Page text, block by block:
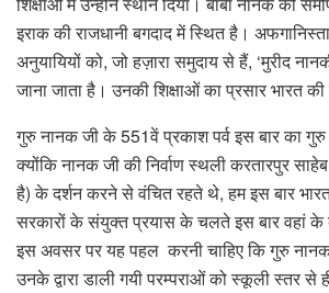
इराक की राजधानी बगदाद में स्थित है।
अनुयायियों को, जो हज़ारा समुदाय से हैं, ‘मुरीद
जाना जाता है। उनकी शिक्षाओं का प्रसार भारत
गुरु नानक जी के 551वें प्रकाश पर्व इस बार का गुरु
क्योंकि नानक जी की निर्वाण स्थली करतारपुर
है) के दर्शन करने से वंचित रहते थे, हम इस बार
सरकारों के संयुक्त प्रयास के चलते इस बार वहां के
इस अवसर पर यह पहल करनी चाहिए कि गुरु
उनके द्वारा डाली गयी परम्पराओं को स्कूली स्तर से